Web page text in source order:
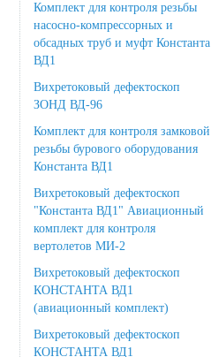
Комплект для контроля резьбы
насосно-компрессорных и
обсадных труб и муфт Константа
ВД1
Вихретоковый дефектоскоп
ЗОНД ВД-96
Комплект для контроля замковой
резьбы бурового оборудования
Константа ВД1
Вихретоковый дефектоскоп
"Константа ВД1" Авиационный
комплект для контроля
вертолетов МИ-2
Вихретоковый дефектоскоп
КОНСТАНТА ВД1
(авиационный комплект)
Вихретоковый дефектоскоп
КОНСТАНТА ВД1